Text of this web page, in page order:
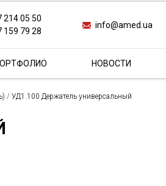
214 05 50
159 79 28
info@amed.ua
НОВОСТИ
/ УД1.100 Держатель универсальный